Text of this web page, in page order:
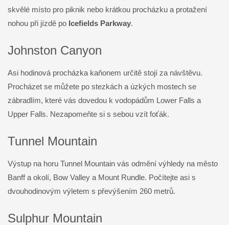
skvělé místo pro piknik nebo krátkou procházku a protažení
nohou při jízdě po Icefields Parkway.
Johnston Canyon
Asi hodinová procházka kaňonem určitě stojí za návštěvu.
Procházet se můžete po stezkách a úzkých mostech se
zábradlím, které vás dovedou k vodopádům Lower Falls a
Upper Falls. Nezapomeňte si s sebou vzít foťák.
Tunnel Mountain
Výstup na horu Tunnel Mountain vás odmění výhledy na město
Banff a okolí, Bow Valley a Mount Rundle. Počítejte asi s
dvouhodinovým výletem s převýšením 260 metrů.
Sulphur Mountain